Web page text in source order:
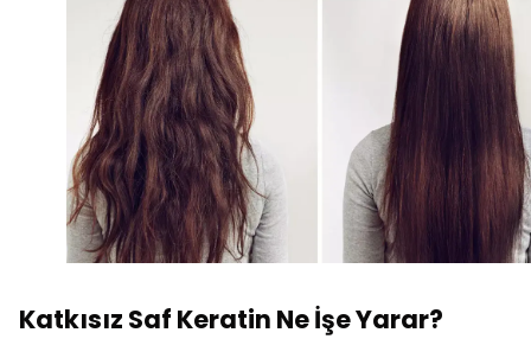
Katkısız Saf Keratin Ne İşe Yarar?